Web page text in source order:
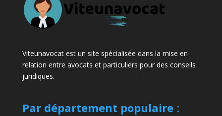
Viteunavocat est un site spécialisée dans la mise en
relation entre avocats et particuliers pour des conseils
juridiques.
Par département populaire: